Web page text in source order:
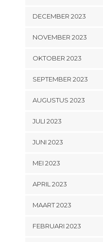
DECEMBER 2023
NOVEMBER 2023
OKTOBER 2023
SEPTEMBER 2023
AUGUSTUS 2023
JULI 2023
JUNI 2023
MEI 2023
APRIL 2023
MAART 2023
FEBRUARI 2023